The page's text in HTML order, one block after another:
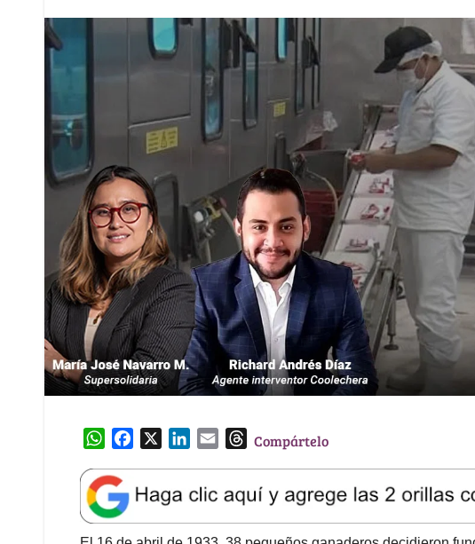
W
a
t
s
e
b
k
e
l
T
e
a
Compártelo